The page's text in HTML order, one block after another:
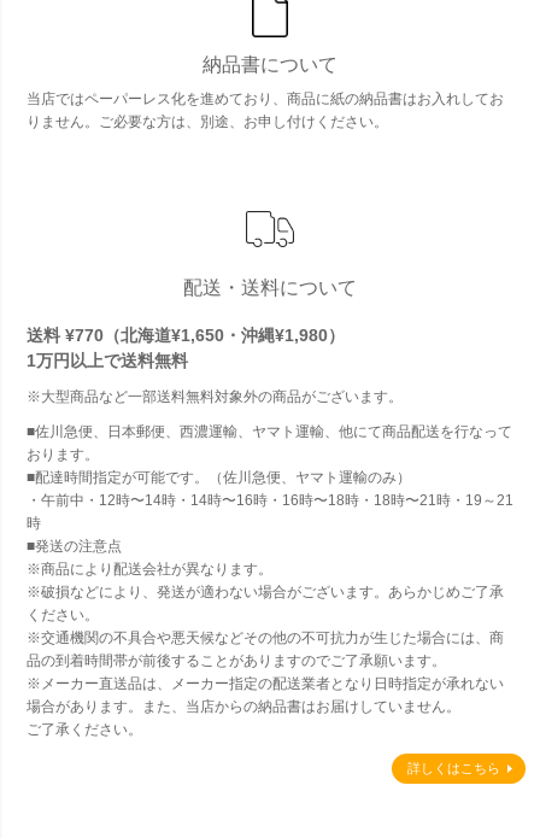
納品書について
当店ではペーパーレス化を進めており、商品に紙の納品書はお入れしてお
りません。ご必要な方は、別途、お申し付けください。
配送・送料について
送料 ¥770（北海道¥1,650・沖縄¥1,980）
1万円以上で送料無料
※大型商品など一部送料無料対象外の商品がございます。
■佐川急便、日本郵便、西濃運輸、ヤマト運輸、他にて商品配送を行なって
おります。
■配達時間指定が可能です。（佐川急便、ヤマト運輸のみ）
・午前中・12時〜14時・14時〜16時・16時〜18時・18時〜21時・19～21
時
■発送の注意点
※商品により配送会社が異なります。
※破損などにより、発送が適わない場合がございます。あらかじめご了承
ください。
※交通機関の不具合や悪天候などその他の不可抗力が生じた場合には、商
品の到着時間帯が前後することがありますのでご了承願います。
※メーカー直送品は、メーカー指定の配送業者となり日時指定が承れない
場合があります。また、当店からの納品書はお届けしていません。
ご了承ください。
詳しくはこちら